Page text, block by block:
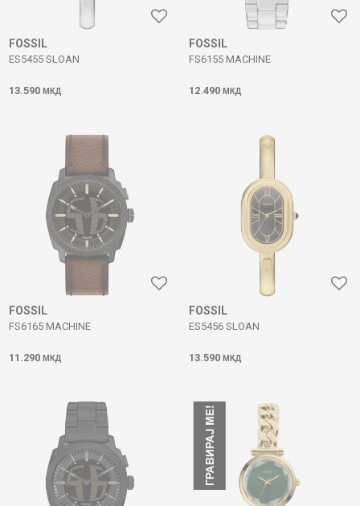
FOSSIL
ES5455 SLOAN
13.590 МКД
FOSSIL
FS6155 MACHINE
12.490 МКД
FOSSIL
FS6165 MACHINE
11.290 МКД
FOSSIL
ES5456 SLOAN
13.590 МКД